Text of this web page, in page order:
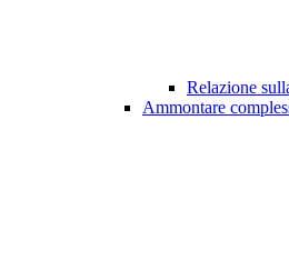
Relazione
Ammontare